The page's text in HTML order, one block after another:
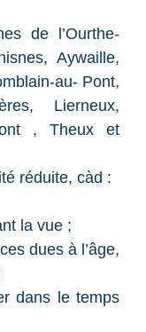
de l’Ourthe-
Aywaille,
au- Pont,
Lierneux,
, Theux et
réduite, càd :
la vue ;
dues à l’âge,
dans le temps